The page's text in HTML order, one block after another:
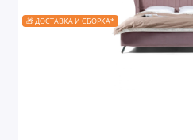
🎁 ДОСТАВКА И СБОРКА*